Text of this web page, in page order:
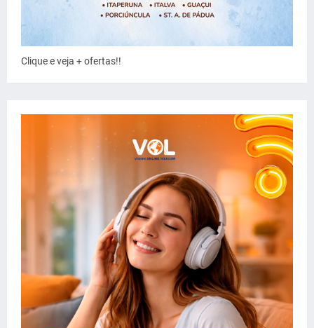
Clique e veja + ofertas!!